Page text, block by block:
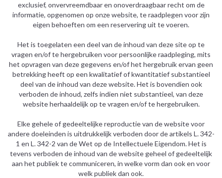
exclusief, onvervreemdbaar en onoverdraagbaar recht om de
informatie, opgenomen op onze website, te raadplegen voor zijn
eigen behoeften om een reservering uit te voeren.
Het is toegelaten een deel van de inhoud van deze site op te
vragen en/of te hergebruiken voor persoonlijke raadpleging, mits
het opvragen van deze gegevens en/of het hergebruik ervan geen
betrekking heeft op een kwalitatief of kwantitatief substantieel
deel van de inhoud van deze website. Het is bovendien ook
verboden de inhoud, zelfs indien niet substantieel, van deze
website herhaaldelijk op te vragen en/of te hergebruiken.
Elke gehele of gedeeltelijke reproductie van de website voor
andere doeleinden is uitdrukkelijk verboden door de artikels L. 342-
1 en L. 342-2 van de Wet op de Intellectuele Eigendom. Het is
tevens verboden de inhoud van de website geheel of gedeeltelijk
aan het publiek te communiceren, in welke vorm dan ook en voor
welk publiek dan ook.